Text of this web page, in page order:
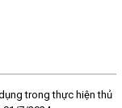
trong thực hiện thủ